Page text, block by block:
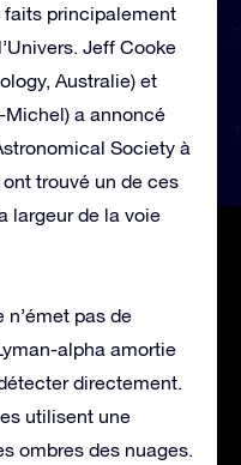
faits principalement
Jeff Cooke
Australie) et
Michel) a annoncé
Society à
trouvé un de ces
largeur de la voie
n’émet pas de
alpha amortie
directement.
utilisent une
ombres des nuages.